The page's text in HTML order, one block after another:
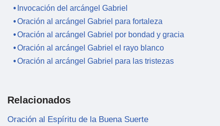
Invocación del arcángel Gabriel
Oración al arcángel Gabriel para fortaleza
Oración al arcángel Gabriel por bondad y gracia
Oración al arcángel Gabriel el rayo blanco
Oración al arcángel Gabriel para las tristezas
Relacionados
Oración al Espíritu de la Buena Suerte